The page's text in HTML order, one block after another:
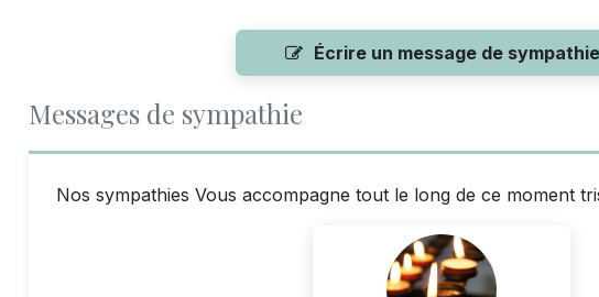
Écrire un message de sympathie
Messages de sympathie
Nos sympathies Vous accompagne tout le long de ce moment